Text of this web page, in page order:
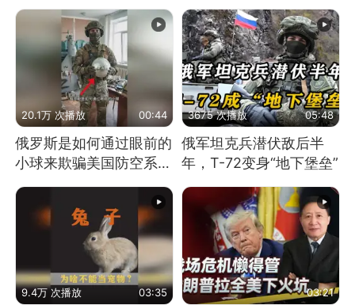
20.1万 次播放 00:44
俄罗斯是如何通过眼前的
小球来欺骗美国防空系统
的
3675 次播放 05:48
俄军坦克兵潜伏敌后半
年，T-72变身“地下堡垒”
9.4万 次播放 03:35 03:21